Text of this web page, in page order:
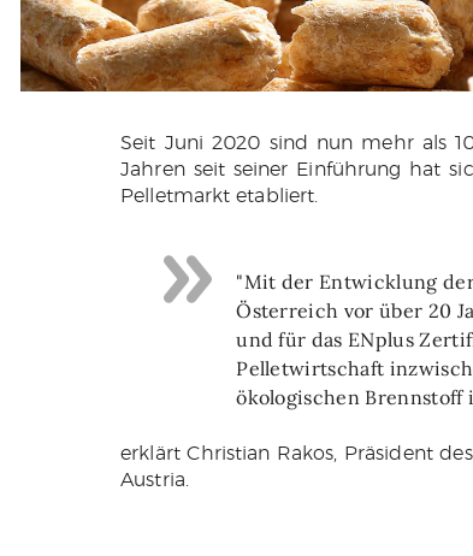
Seit Juni 2020 sind nun mehr als
Jahren seit seiner Einführung hat
Pelletmarkt etabliert.
"Mit der Entwicklung
Österreich vor über 20
und für das ENplus
Pelletwirtschaft
ökologischen Brennstoff
erklärt Christian Rakos, Präsident
Austria.